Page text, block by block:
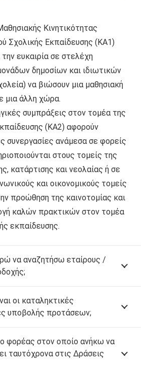
Κινητικότητας
Σχολικής Εκπαίδευσης (KA1)
ευκαιρία σε στελέχη
δημοσίων και ιδιωτικών
να βιώσουν μια μαθησιακή
μια άλλη χώρα.
συμπράξεις στον τομέα της
(KA2) αφορούν
συνεργασίες ανάμεσα σε φορείς
στους τομείς της
κατάρτισης και νεολαίας ή σε
και οικονομικούς τομείς
προώθηση της καινοτομίας και
καλών πρακτικών στον τομέα
εκπαίδευσης.
να αναζητήσω εταίρους /
οι καταληκτικές
υποβολής προτάσεων;
φορέας στον οποίο ανήκω να
ταυτόχρονα στις Δράσεις